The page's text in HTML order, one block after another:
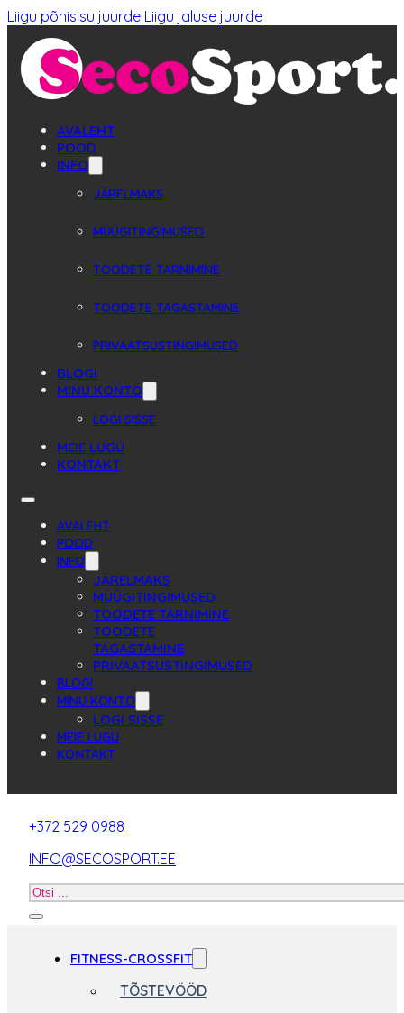
Liigu põhisisu juurde Liigu jaluse juurde
AVALEHT
POOD
INFO
JÄRELMAKS
MÜÜGITINGIMUSED
TOODETE TARNIMINE
TOODETE TAGASTAMINE
PRIVAATSUSTINGIMUSED
BLOGI
MINU KONTO
LOGI SISSE
MEIE LUGU
KONTAKT
AVALEHT
POOD
INFO
JÄRELMAKS
MÜÜGITINGIMUSED
TOODETE TARNIMINE
TOODETE
TAGASTAMINE
PRIVAATSUSTINGIMUSED
BLOGI
MINU KONTO
LOGI SISSE
MEIE LUGU
KONTAKT
+372 529 0988
INFO@SECOSPORT.EE
Otsi
FITNESS-CROSSFIT
TÕSTEVÖÖD